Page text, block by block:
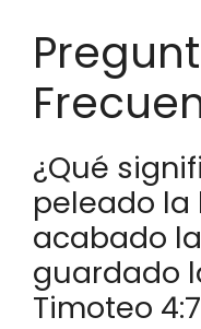
¿Qué
peleado la
acabado
guardado
Timoteo